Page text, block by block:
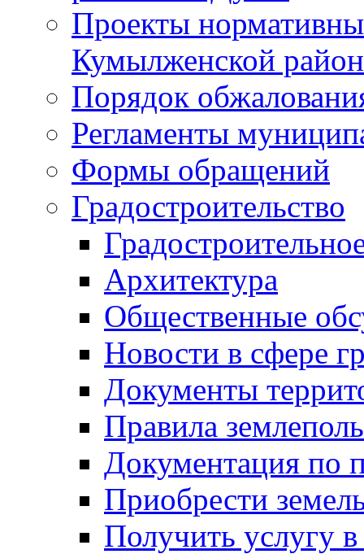
Проекты
Кумылженской
Порядок
Регламенты
Формы обращений
Градостроительство
Архитектура
Общественные
Новости в сфере
Документы
Правила
Документация по
Приобрести
Получить услугу в